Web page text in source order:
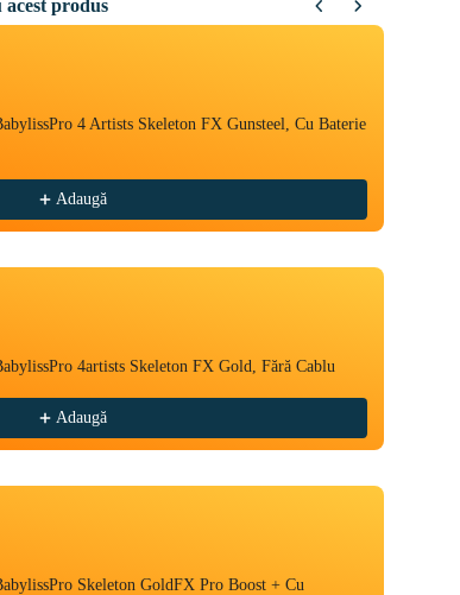
acest produs
to navigate through product recommendations, or scroll
4 Artists Skeleton FX Gunsteel, Cu Baterie
Adaugă
4artists Skeleton FX Gold, Fără Cablu
Adaugă
Skeleton GoldFX Pro Boost + Cu